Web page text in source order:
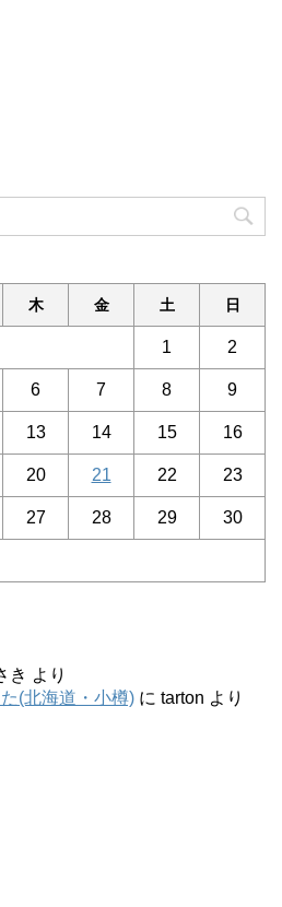
木 金 土 日
1 2
6 7 8 9
13 14 15 16
20 21 22 23
27 28 29 30
き より
(北海道・小樽) に tarton より